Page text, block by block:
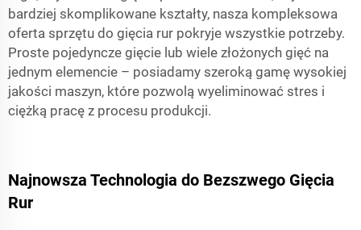
bardziej skomplikowane kształty, nasza kompleksowa
oferta sprzętu do gięcia rur pokryje wszystkie potrzeby.
Proste pojedyncze gięcie lub wiele złożonych gięć na
jednym elemencie – posiadamy szeroką gamę wysokiej
jakości maszyn, które pozwolą wyeliminować stres i
ciężką pracę z procesu produkcji.
Najnowsza Technologia do Bezszwego Gięcia
Rur